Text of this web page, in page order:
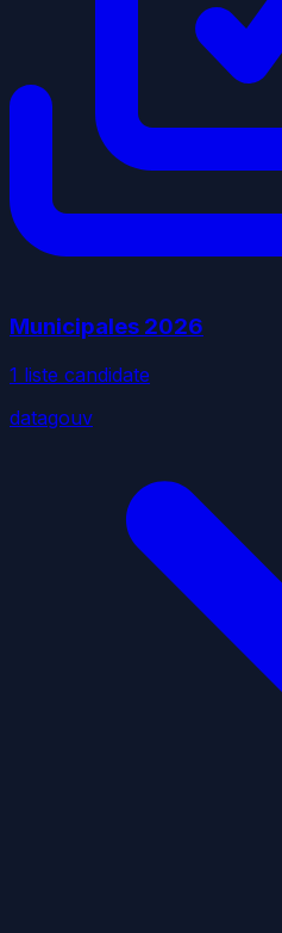
Municipales 2026
1 liste candidate
datagouv